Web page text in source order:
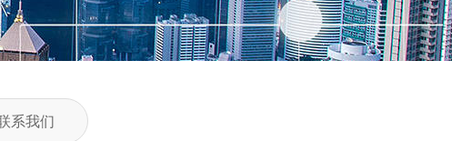
系我们